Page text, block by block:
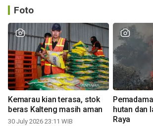
Foto
Kemarau kian terasa, stok
beras Kalteng masih aman
30 July 2026 23:11 WIB
hutan dan
Raya